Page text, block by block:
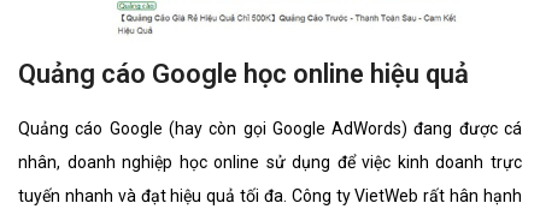
Quảng cáo Google học online hiệu quả
Quảng cáo Google (hay còn gọi Google AdWords) đang được cá
nhân, doanh nghiệp học online sử dụng để việc kinh doanh trực
tuyến nhanh và đạt hiệu quả tối đa. Công ty VietWeb rất hân hạnh